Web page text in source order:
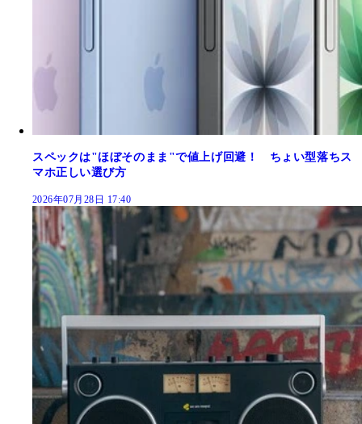
スペックは"ほぼそのまま"で値上げ回避！ ちょい型落ちス
マホ正しい選び方
2026年07月28日 17:40